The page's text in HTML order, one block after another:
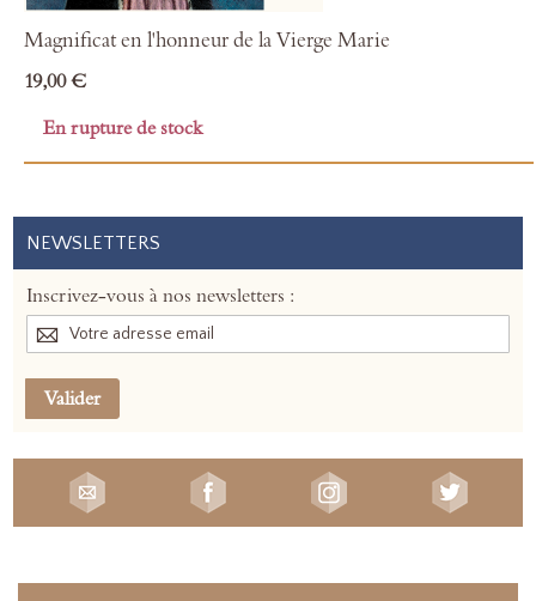
Magnificat en l'honneur de la Vierge Marie
19,00 €
En rupture de stock
NEWSLETTERS
Inscrivez-vous à nos newsletters :
Valider